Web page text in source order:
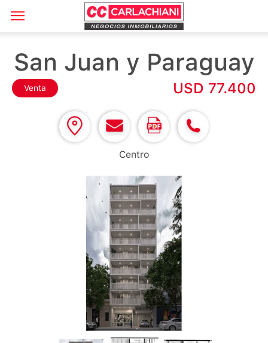
San Juan y Paraguay
Venta USD 77.400
Centro